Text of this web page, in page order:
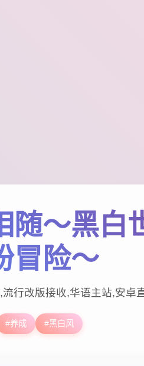
随～黑白
冒险～
流行改版接收,华语主站,安卓
#养成 #黑白风